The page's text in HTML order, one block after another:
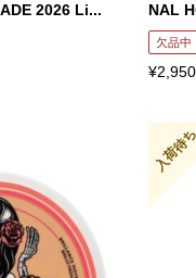
2026 Li...
NAL
欠品中
¥2,950
入荷